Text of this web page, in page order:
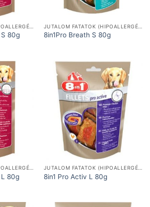
S 80g 8in1Pro Breath S 80g
L 80g 8in1 Pro Activ L 80g